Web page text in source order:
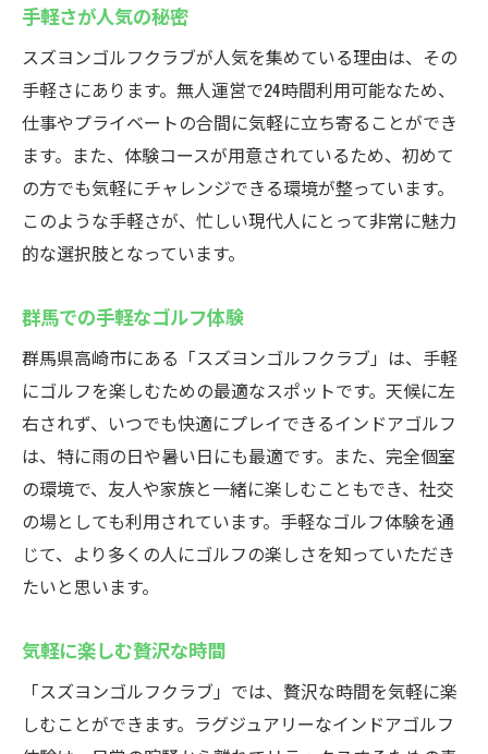
手軽さが人気の秘密
スズヨンゴルフクラブが人気を集めている理由は、その
手軽さにあります。無人運営で24時間利用可能なため、
仕事やプライベートの合間に気軽に立ち寄ることができ
ます。また、体験コースが用意されているため、初めて
の方でも気軽にチャレンジできる環境が整っています。
このような手軽さが、忙しい現代人にとって非常に魅力
的な選択肢となっています。
群馬での手軽なゴルフ体験
群馬県高崎市にある「スズヨンゴルフクラブ」は、手軽
にゴルフを楽しむための最適なスポットです。天候に左
右されず、いつでも快適にプレイできるインドアゴルフ
は、特に雨の日や暑い日にも最適です。また、完全個室
の環境で、友人や家族と一緒に楽しむこともでき、社交
の場としても利用されています。手軽なゴルフ体験を通
じて、より多くの人にゴルフの楽しさを知っていただき
たいと思います。
気軽に楽しむ贅沢な時間
「スズヨンゴルフクラブ」では、贅沢な時間を気軽に楽
しむことができます。ラグジュアリーなインドアゴルフ